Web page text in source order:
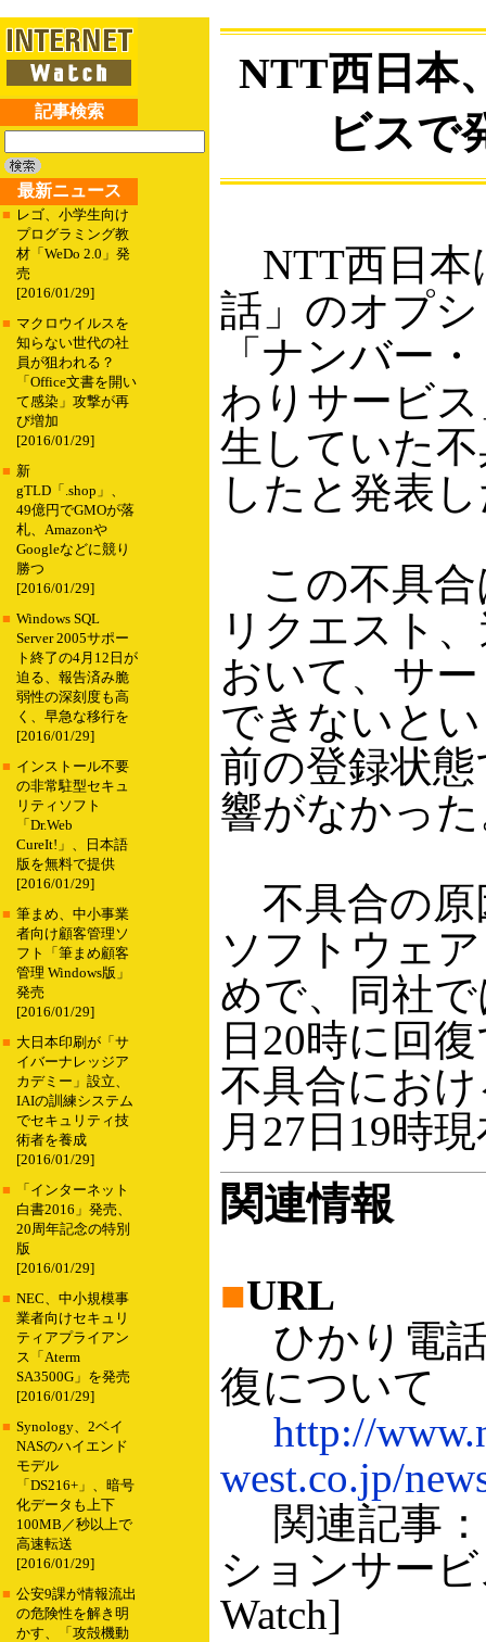
記事検索
最新ニュース
■ レゴ、小学生向け
プログラミング教
材「WeDo 2.0」発
売
[2016/01/29]
■ マクロウイルスを
知らない世代の社
員が狙われる？
「Office文書を開い
て感染」攻撃が再
び増加
[2016/01/29]
■ 新
gTLD「.shop」、
49億円でGMOが落
札、Amazonや
Googleなどに競り
勝つ
[2016/01/29]
■ Windows SQL
Server 2005サポー
ト終了の4月12日が
迫る、報告済み脆
弱性の深刻度も高
く、早急な移行を
[2016/01/29]
■ インストール不要
の非常駐型セキュ
リティソフト
「Dr.Web
CureIt!」、日本語
版を無料で提供
[2016/01/29]
■ 筆まめ、中小事業
者向け顧客管理ソ
フト「筆まめ顧客
管理 Windows版」
発売
[2016/01/29]
■ 大日本印刷が「サ
イバーナレッジア
カデミー」設立、
IAIの訓練システム
でセキュリティ技
術者を養成
[2016/01/29]
■
「インターネット
白書2016」発売、
20周年記念の特別
版
[2016/01/29]
■ NEC、中小規模事
業者向けセキュリ
ティアプライアン
ス「Aterm
SA3500G」を発売
[2016/01/29]
■ Synology、2ベイ
NASのハイエンド
モデル
「DS216+」、暗号
化データも上下
100MB／秒以上で
高速転送
[2016/01/29]
■ 公安9課が情報流出
の危険性を解き明
かす、「攻殻機動
NTT西日本
ビスで
NTT西日本
話」のオプ
「ナンバー
わりサービ
生していた
したと発表
この不具合
リクエスト
おいて、サ
できないと
前の登録状
響がなかっ
不具合の原
ソフトウェ
めで、同社
日20時に回
不具合にお
月27日19時
関連情報
■URL
ひかり電話
復について
http://
west.co.jp/
関連記事：
ションサー
Watch]